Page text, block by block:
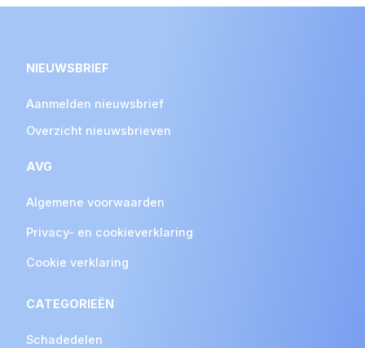
NIEUWSBRIEF
Aanmelden nieuwsbrief
Overzicht nieuwsbrieven
AVG
Algemene voorwaarden
Privacy- en cookieverklaring
Cookie verklaring
CATEGORIEËN
Schadedelen